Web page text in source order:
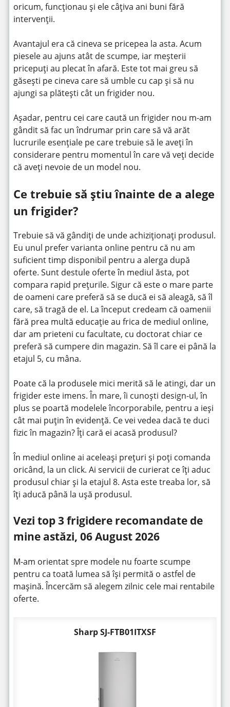
oricum, funcționau și ele câțiva ani buni fără
intervenții.
Avantajul era că cineva se pricepea la asta. Acum
piesele au ajuns atât de scumpe, iar meșterii
pricepuți au plecat în afară. Este tot mai greu să
găsești pe cineva care să umble cu cap și să nu
ajungi sa plătești cât un frigider nou.
Așadar, pentru cei care caută un frigider nou m-am
gândit să fac un îndrumar prin care să vă arăt
lucrurile esențiale pe care trebuie să le aveți în
considerare pentru momentul în care vă veți decide
că aveți nevoie de un model nou.
Ce trebuie să știu înainte de a alege
un frigider?
Trebuie să vă gândiți de unde achiziționați produsul.
Eu unul prefer varianta online pentru că nu am
suficient timp disponibil pentru a alerga după
oferte. Sunt destule oferte în mediul ăsta, pot
compara rapid prețurile. Sigur că este o mare parte
de oameni care preferă să se ducă ei să aleagă, să îl
care, să tragă de el. La început credeam că oamenii
fără prea multă educație au frica de mediul online,
dar am prieteni cu facultate, cu doctorat chiar ce
preferă să cumpere din magazin. Să îl care ei până la
etajul 5, cu mâna.
Poate că la produsele mici merită să le atingi, dar un
frigider este imens. În mare, îi cunoști design-ul, în
plus se poartă modelele încorporabile, pentru a ieși
cât mai puțin în evidență. Ce vei vedea dacă te duci
fizic în magazin? Îți cară ei acasă produsul?
În mediul online ai aceleași prețuri și poți comanda
oricând, la un click. Ai servicii de curierat ce îți aduc
produsul chiar și la etajul 8. Asta este treaba lor, să
îți aducă până la ușă produsul.
Vezi top 3 frigidere recomandate de
mine astăzi, 06 August 2026
M-am orientat spre modele nu foarte scumpe
pentru ca toată lumea să își permită o astfel de
mașină. Încercăm să alegem zilnic cele mai rentabile
oferte.
Sharp SJ-FTB01ITXSF